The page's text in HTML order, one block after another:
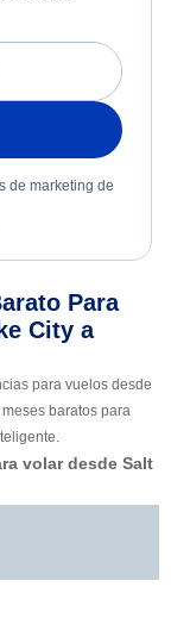
de marketing de
Para
City a
para vuelos desde
baratos para
volar desde Salt